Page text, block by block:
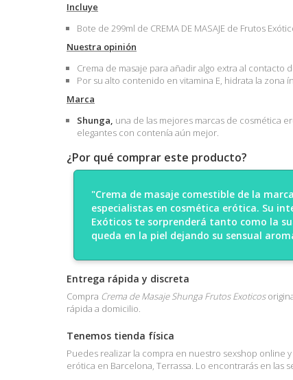
Incluye
Bote de 299ml de CREMA DE MASAJE de Frutos
Nuestra opinión
Crema de masaje para añadir algo extra al
Por su alto contenido en vitamina E, hidrata la zona
Marca
Shunga, una de las mejores marcas de cosmética
elegantes con contenía aún mejor.
¿Por qué comprar este producto?
"Crema de masaje comestible de la
especialistas en cosmética erótica. Su
Exóticos te sorprenderá tanto como la
queda en la piel dejando su sensual
Entrega rápida y discreta
Compra Crema de Masaje Shunga Frutos Exoticos
rápida a domicilio.
Tenemos tienda física
Puedes realizar la compra en nuestro sexshop online
erótica en Barcelona, Terrassa. Lo encontrarás en las